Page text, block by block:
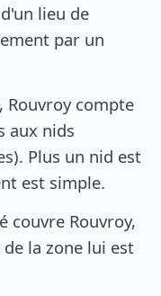
lieu de
par un
Rouvroy compte
aux nids
Plus un nid est
est simple.
couvre Rouvroy,
la zone lui est